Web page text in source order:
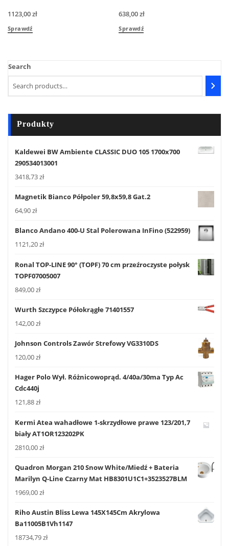
1123,00zł
Sprawdź
638,00zł
Sprawdź
Search
Produkty
Kaldewei BW Ambiente CLASSIC DUO 105 1700x700
290534013001
3418,73zł
Magnetik Bianco Półpoler 59,8x59,8 Gat.2
64,90zł
Blanco Andano 400-U Stal Polerowana InFino (522959)
1121,20zł
Ronal TOP-LINE 90° (TOPF) 70 cm przeźroczyste połysk
TOPF07005007
849,00zł
Wurth Szczypce Półokrągłe 71401557
142,00zł
Johnson Controls Zawór Strefowy VG3310DS
120,00zł
Hager Polo Wył. Różnicowoprąd. 4/40a/30ma Typ Ac
Cdc440j
121,88zł
Kermi Atea wahadłowe 1-skrzydłowe prawe 123/201,7
biały AT1OR123202PK
2810,00zł
Quadron Morgan 210 Snow White/Miedź + Bateria
Marilyn Q-Line Czarny Mat HB8301U1C1+3523527BLM
1969,00zł
Riho Austin Bliss Lewa 145X145Cm Akrylowa
Ba11005B1Vh1147
18734,79zł